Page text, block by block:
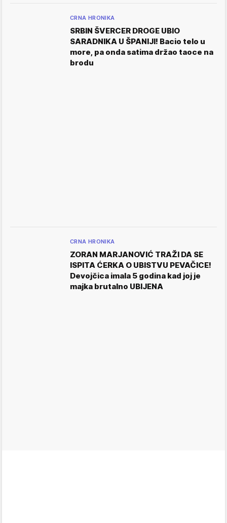
CRNA HRONIKA
SRBIN ŠVERCER DROGE UBIO
SARADNIKA U ŠPANIJI! Bacio telo u
more, pa onda satima držao taoce na
brodu
CRNA HRONIKA
ZORAN MARJANOVIĆ TRAŽI DA SE
ISPITA ĆERKA O UBISTVU PEVAČICE!
Devojčica imala 5 godina kad joj je
majka brutalno UBIJENA